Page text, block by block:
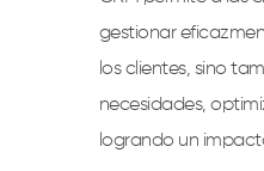
gestionar
los clientes, sino
necesidades,
logrando un